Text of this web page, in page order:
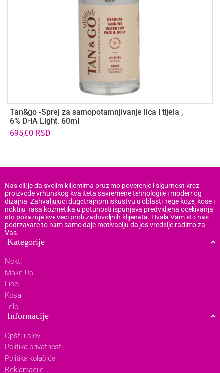
Tan&go -Sprej za samopotamnjivanje lica i tijela ,
6% DHA Light, 60ml
695,00 RSD
Nas cilj je da svojim klijentima pruzimo poverenje i sigurnost kroz
proizvode vrhunskog kvaliteta savremene tehnologije i modernog
dizajna. Zahvaljujuci dugotrajnom iskustvu u oblasti nege koze, kose i
noktiju nasa kozmetika u potunosti ispunjava predvidjena ocekivanja
sto pokazuje sve veci prob zadovoljnih klijenata. Hvala Vam sto nas
podrzavate to nam samo daje motivaciju da jos vrednije radimo za
Vas.
Kategorije
Nokti
Make Up
Lice
Kosa
Telo
Informacije
Opšti uslovi
Politika privatnosti
Politika kolačića
Reklamacije